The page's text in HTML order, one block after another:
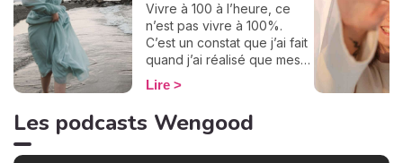
Vivre à 100 à l’heure, ce
n’est pas vivre à 100%.
C’est un constat que j’ai fait
quand j’ai réalisé que mes
journées se ressemblaient
et défilaient à toute allure.
de savourer, mais un beau
Lire
Les podcasts Wengood